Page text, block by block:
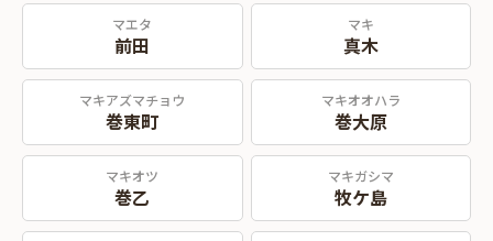
マエタ
前田
マキ
真木
マキアズマチョウ
巻東町
マキオオハラ
巻大原
マキオツ
巻乙
マキガシマ
牧ケ島